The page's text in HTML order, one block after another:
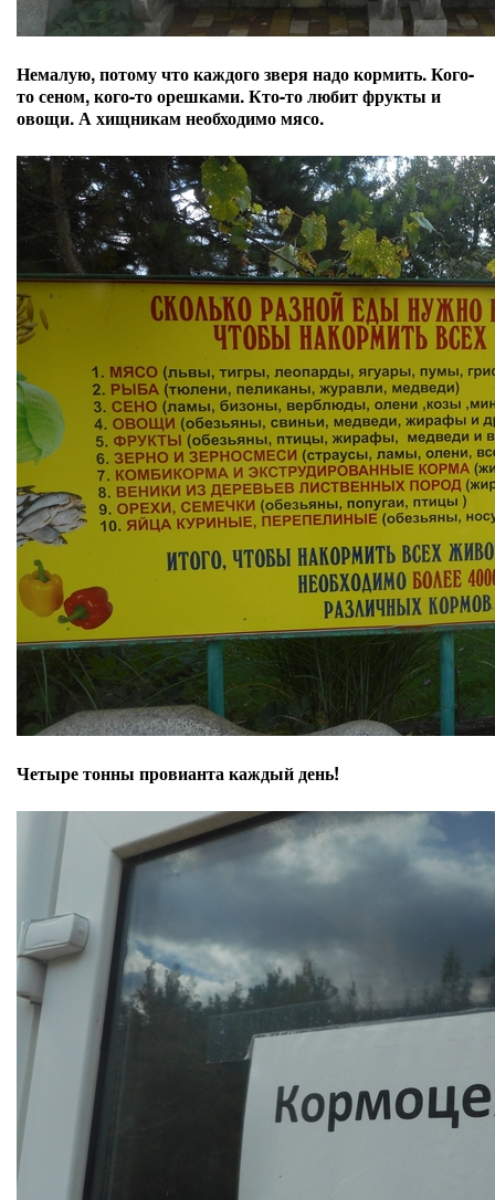
Немалую, потому что каждого зверя надо кормить. Кого-
то сеном, кого-то орешками. Кто-то любит фрукты и
овощи. А хищникам необходимо мясо.
Четыре тонны провианта каждый день!